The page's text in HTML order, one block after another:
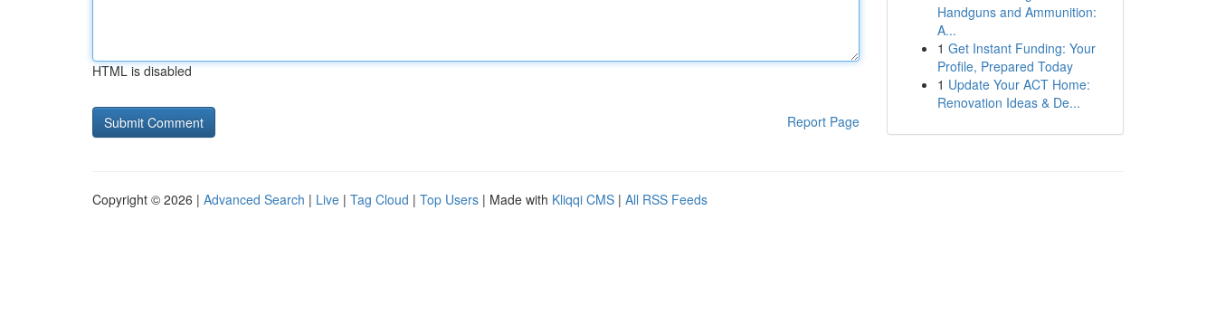
HTML is disabled
Report Page
Handguns and Ammunition:
A...
1 Get Instant Funding: Your
Profile, Prepared Today
1 Update Your ACT Home:
Renovation Ideas & De...
Copyright © 2026 | Advanced Search | Live | Tag Cloud | Top Users | Made with Kliqqi CMS | All RSS Feeds